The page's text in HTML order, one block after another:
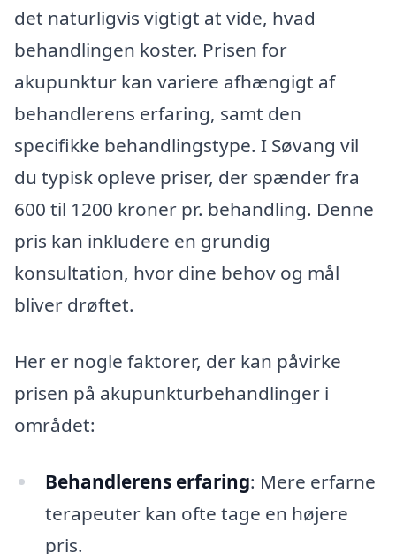
det naturligvis vigtigt at vide, hvad
behandlingen koster. Prisen for
akupunktur kan variere afhængigt af
behandlerens erfaring, samt den
specifikke behandlingstype. I Søvang vil
du typisk opleve priser, der spænder fra
600 til 1200 kroner pr. behandling. Denne
pris kan inkludere en grundig
konsultation, hvor dine behov og mål
bliver drøftet.
Her er nogle faktorer, der kan påvirke
prisen på akupunkturbehandlinger i
området:
Behandlerens erfaring: Mere erfarne
terapeuter kan ofte tage en højere
pris.